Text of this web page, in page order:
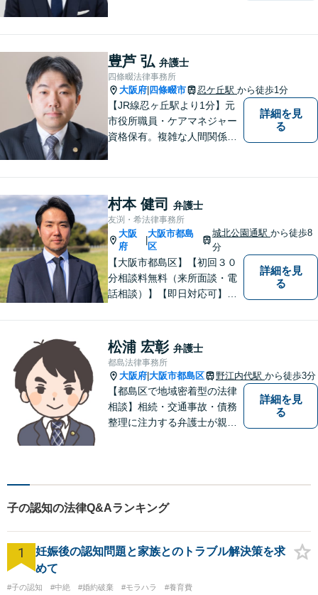
の状況に合わせて最適な解決
策をご提案し、不安やお悩み
を少しでも軽減できるよう尽
力いたします。
豊芦 弘 弁護士
四條畷法律事務所
大阪府 四條畷市 忍ケ丘駅 から徒歩1分
【JR線忍ヶ丘駅より1分】元
市役所職員・ケアマネジャー
資格保有。複雑な人間関係が
詳細を見
る
村本 健司 弁護士
友渕・希法律事務所
大阪
府
|
大阪市都島
区
城北公園通駅から徒歩8
分
【大阪市都島区】【初回３０
分相談料無料（来所面談・電
話相談）】【即日対応可】
【高倉町三丁目バス停徒歩１
分】【当日・夜間・休日相談
可】刑事事件/相続問題/離婚問
題など経験と知識をもとに、
依頼者様の不安を解消し、問
題解決へ導きます
詳細を見
る
松浦 宏彰 弁護士
都島法律事務所
大阪府 大阪市都島区 野江内代駅 から徒歩3分
【都島区で地域密着型の法律
相談】相続・交通事故・債務
整理に注力する弁護士が親身
様、まずはお気軽にご連絡く
ださい。初回面談予約受付中
詳細を見
る
子の認知の法律Q&Aランキング
1
妊娠後の認知問題と家族とのトラブル解決策を求
めて
#子の認知 #中絶 #婚約破棄 #モラハラ #養育費